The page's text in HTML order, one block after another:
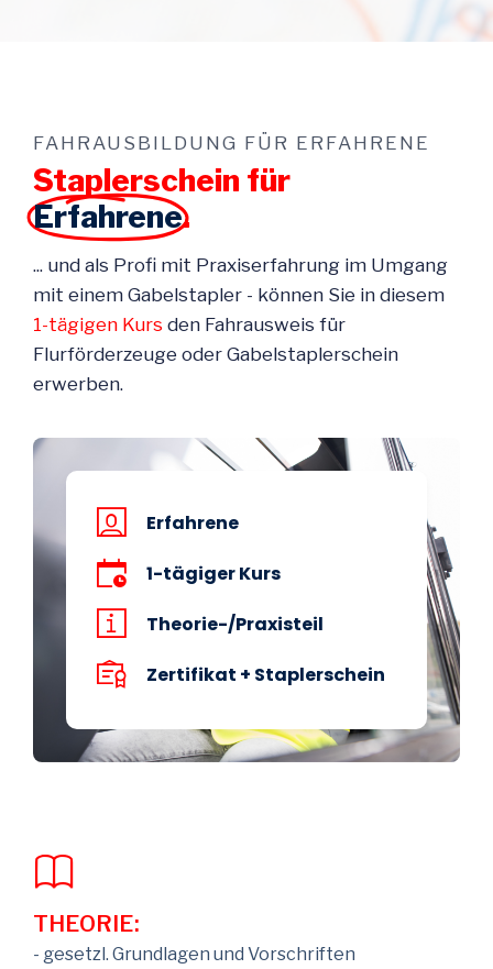
FAHRAUSBILDUNG FÜR ERFAHRENE
Staplerschein für
Erfahrene.
... und als Profi mit Praxiserfahrung im Umgang
mit einem Gabelstapler - können Sie in diesem
1-tägigen Kurs den Fahrausweis für
Flurförderzeuge oder Gabelstaplerschein
erwerben.
Erfahrene
1-tägiger Kurs
Theorie-/Praxisteil
Zertifikat + Staplerschein
THEORIE:
- gesetzl. Grundlagen und Vorschriften